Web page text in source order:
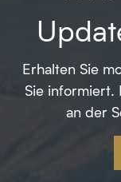
Erhalten Sie
Sie informiert.
an der